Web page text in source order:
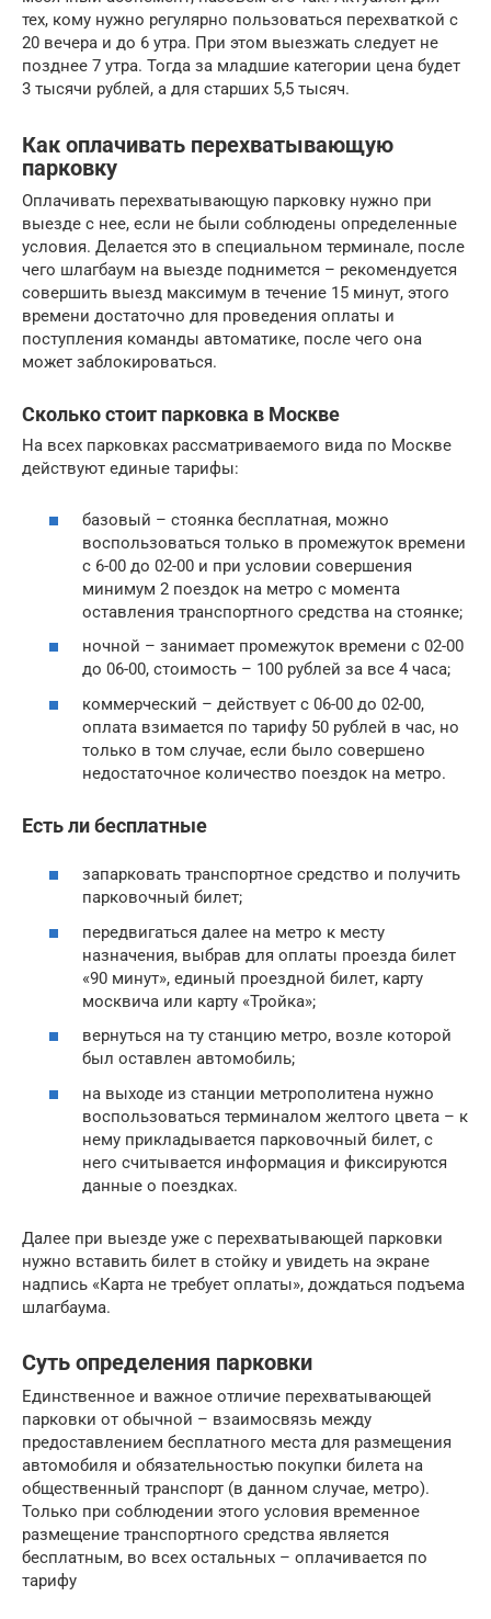
тех, кому нужно регулярно пользоваться перехваткой с
20 вечера и до 6 утра. При этом выезжать следует не
позднее 7 утра. Тогда за младшие категории цена будет
3 тысячи рублей, а для старших 5,5 тысяч.
Как оплачивать перехватывающую
парковку
Оплачивать перехватывающую парковку нужно при
выезде с нее, если не были соблюдены определенные
условия. Делается это в специальном терминале, после
чего шлагбаум на выезде поднимется – рекомендуется
совершить выезд максимум в течение 15 минут, этого
времени достаточно для проведения оплаты и
поступления команды автоматике, после чего она
может заблокироваться.
Сколько стоит парковка в Москве
На всех парковках рассматриваемого вида по Москве
действуют единые тарифы:
базовый – стоянка бесплатная, можно
воспользоваться только в промежуток времени
с 6-00 до 02-00 и при условии совершения
минимум 2 поездок на метро с момента
оставления транспортного средства на стоянке;
ночной – занимает промежуток времени с 02-00
до 06-00, стоимость – 100 рублей за все 4 часа;
коммерческий – действует с 06-00 до 02-00,
оплата взимается по тарифу 50 рублей в час, но
только в том случае, если было совершено
недостаточное количество поездок на метро.
Есть ли бесплатные
запарковать транспортное средство и получить
парковочный билет;
передвигаться далее на метро к месту
назначения, выбрав для оплаты проезда билет
«90 минут», единый проездной билет, карту
москвича или карту «Тройка»;
вернуться на ту станцию метро, возле которой
был оставлен автомобиль;
на выходе из станции метрополитена нужно
воспользоваться терминалом желтого цвета – к
нему прикладывается парковочный билет, с
него считывается информация и фиксируются
данные о поездках.
Далее при выезде уже с перехватывающей парковки
нужно вставить билет в стойку и увидеть на экране
надпись «Карта не требует оплаты», дождаться подъема
шлагбаума.
Суть определения парковки
Единственное и важное отличие перехватывающей
парковки от обычной – взаимосвязь между
предоставлением бесплатного места для размещения
автомобиля и обязательностью покупки билета на
общественный транспорт (в данном случае, метро).
Только при соблюдении этого условия временное
размещение транспортного средства является
бесплатным, во всех остальных – оплачивается по
тарифу